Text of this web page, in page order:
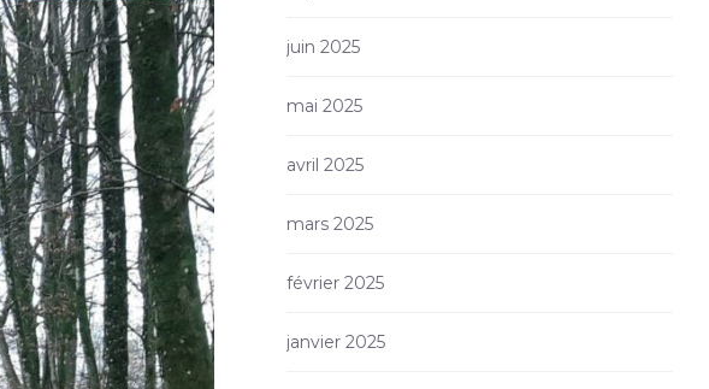
juin 2025
mai 2025
avril 2025
mars 2025
février 2025
janvier 2025